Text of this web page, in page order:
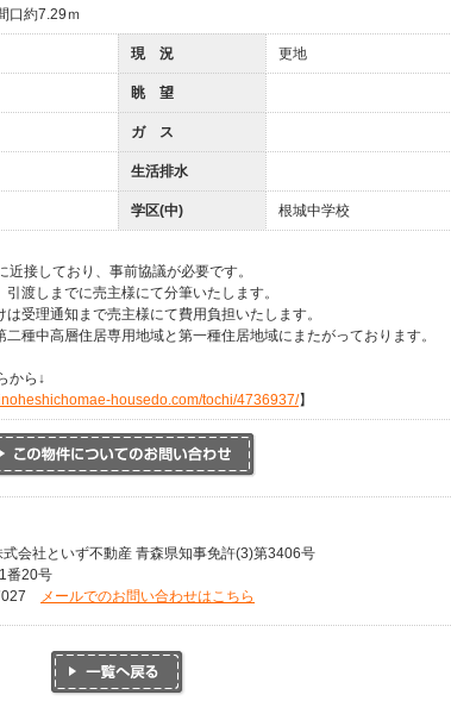
約7.29ｍ
現 況 更地
眺 望
ガ ス
生活排水
学区(中) 根城中学校
接しており、事前協議が必要です。
渡しまでに売主様にて分筆いたします。
受理通知まで売主様にて費用負担いたします。
種中高層住居専用地域と第一種住居地域にまたがっております。
から↓
housedo.com/tochi/4736937/】
会社といず不動産 青森県知事免許(3)第3406号
番20号
メールでのお問い合わせはこちら